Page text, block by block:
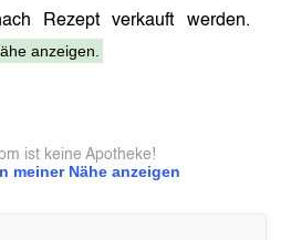
Rezept verkauft werden.
anzeigen.
meiner Nähe anzeigen
ist keine Apotheke!